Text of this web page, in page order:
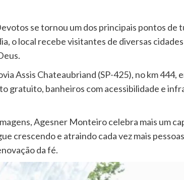
se tornou um dos principais pontos de
o local recebe visitantes de diversas
Assis Chateaubriand (SP-425), no km 444,
gratuito, banheiros com acessibilidade e
Agesner Monteiro celebra mais um
crescendo e atraindo cada vez mais
da fé.